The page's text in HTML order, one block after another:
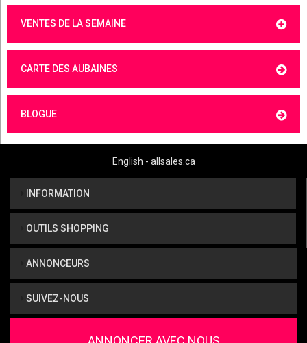
VENTES DE LA SEMAINE
CARTE DES AUBAINES
BLOGUE
English - allsales.ca
INFORMATION
OUTILS SHOPPING
ANNONCEURS
SUIVEZ-NOUS